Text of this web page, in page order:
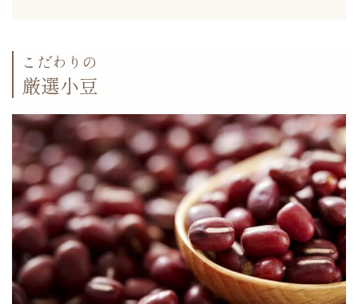
こだわりの
厳選小豆